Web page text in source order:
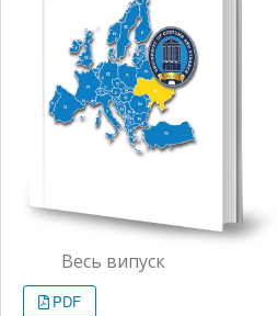
Весь випуск
PDF